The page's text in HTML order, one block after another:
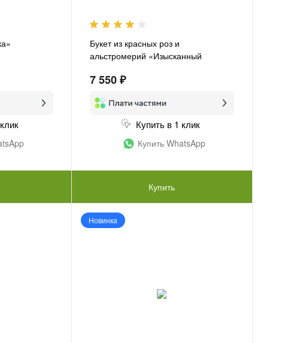
Букет из красных роз и
альстромерий «Изысканный
7 550 ₽
Купить в 1 клик
Купить WhatsApp
Купить
Новинка